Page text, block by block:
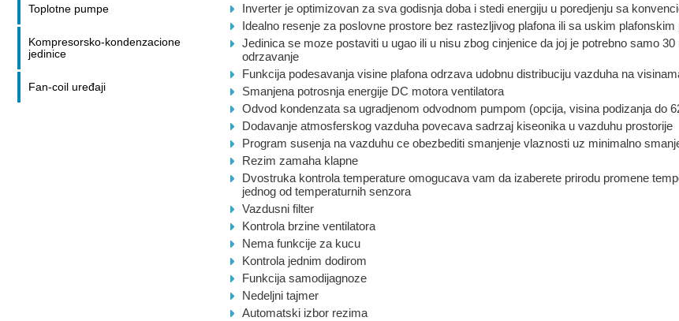
Inverter je optimizovan za sva godisnja doba i stedi energiju u poredjenju sa
Idealno resenje za poslovne prostore bez rastezljivog plafona ili sa uskim plafonskim
Jedinica se moze postaviti u ugao ili u nisu zbog cinjenice da joj je potrebno samo
odrzavanje
Funkcija podesavanja visine plafona odrzava udobnu distribuciju vazduha na
Smanjena potrosnja energije DC motora ventilatora
Odvod kondenzata sa ugradjenom odvodnom pumpom (opcija, visina podizanja do
Dodavanje atmosferskog vazduha povecava sadrzaj kiseonika u vazduhu prostorije
Program susenja na vazduhu ce obezbediti smanjenje vlaznosti uz minimalno
Rezim zamaha klapne
Dvostruka kontrola temperature omogucava vam da izaberete prirodu promene
jednog od temperaturnih senzora
Vazdusni filter
Kontrola brzine ventilatora
Nema funkcije za kucu
Kontrola jednim dodirom
Funkcija samodijagnoze
Nedeljni tajmer
Automatski izbor rezima
Toplotne pumpe
Kompresorsko-kondenzacione
jedinice
Fan-coil uređaji